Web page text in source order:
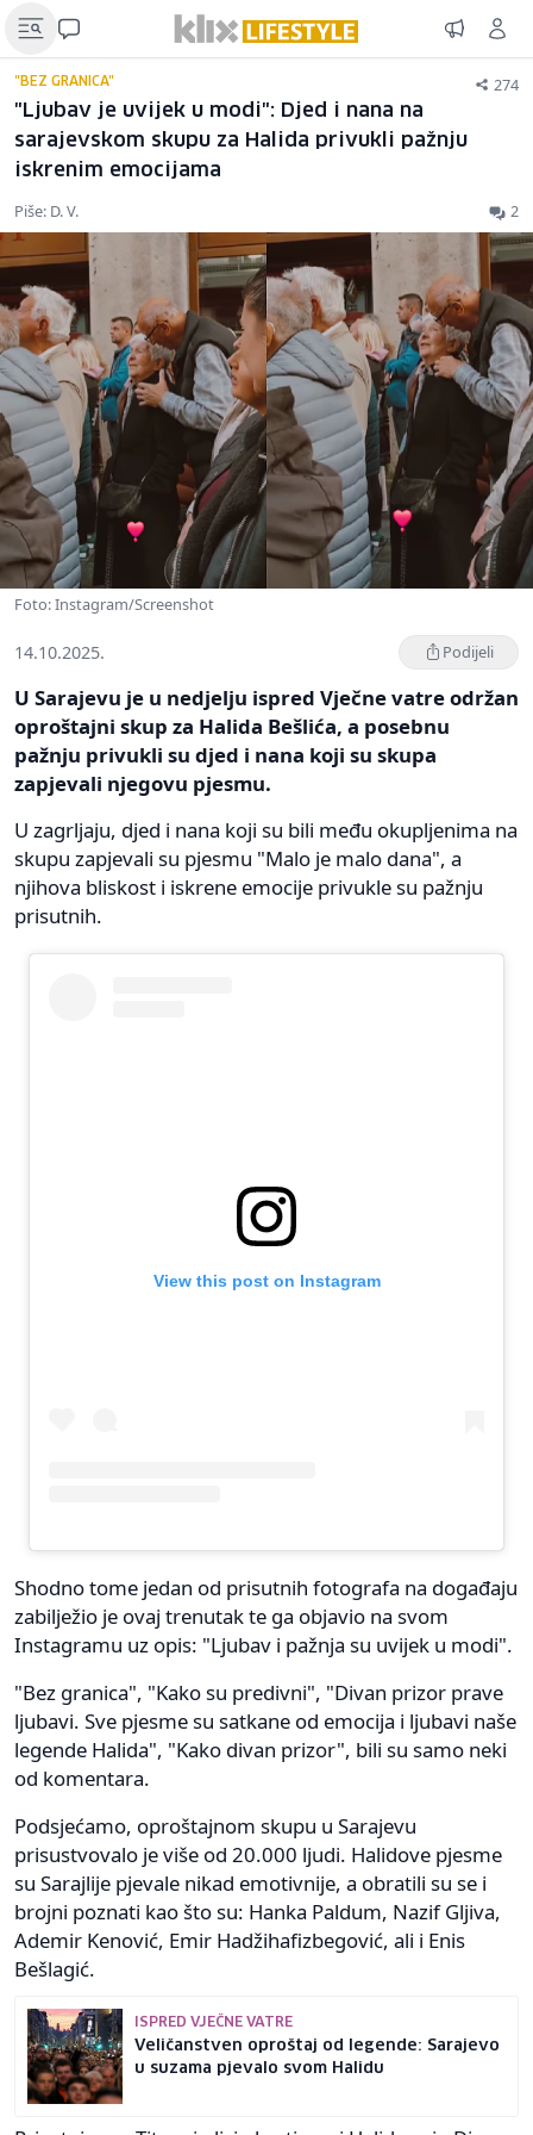
"BEZ GRANICA" 274
"Ljubav je uvijek u modi": Djed i nana na
sarajevskom skupu za Halida privukli pažnju
iskrenim emocijama
Piše: D. V. 2
Foto: Instagram/Screenshot
14.10.2025. Podijeli
U Sarajevu je u nedjelju ispred Vječne vatre održan
oproštajni skup za Halida Bešlića, a posebnu
pažnju privukli su djed i nana koji su skupa
zapjevali njegovu pjesmu.
U zagrljaju, djed i nana koji su bili među okupljenima na
skupu zapjevali su pjesmu "Malo je malo dana", a
njihova bliskost i iskrene emocije privukle su pažnju
prisutnih.
View this post on Instagram
Shodno tome jedan od prisutnih fotografa na događaju
zabilježio je ovaj trenutak te ga objavio na svom
Instagramu uz opis: "Ljubav i pažnja su uvijek u modi".
"Bez granica", "Kako su predivni", "Divan prizor prave
ljubavi. Sve pjesme su satkane od emocija i ljubavi naše
legende Halida", "Kako divan prizor", bili su samo neki
od komentara.
Podsjećamo, oproštajnom skupu u Sarajevu
prisustvovalo je više od 20.000 ljudi. Halidove pjesme
su Sarajlije pjevale nikad emotivnije, a obratili su se i
brojni poznati kao što su: Hanka Paldum, Nazif Gljiva,
Ademir Kenović, Emir Hadžihafizbegović, ali i Enis
Bešlagić.
ISPRED VJEČNE VATRE
Veličanstven oproštaj od legende: Sarajevo
u suzama pjevalo svom Halidu